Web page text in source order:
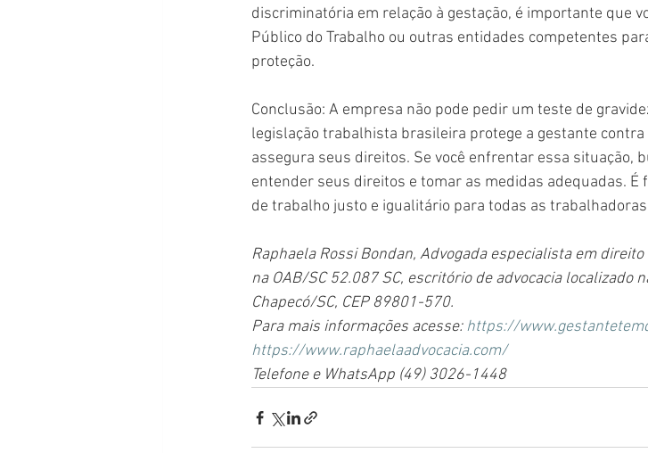
discriminatória em relação à gestação, é importante que
Público do Trabalho ou outras entidades competentes
proteção.
Conclusão: A empresa não pode pedir um teste de
legislação trabalhista brasileira protege a gestante
assegura seus direitos. Se você enfrentar essa situação,
entender seus direitos e tomar as medidas adequadas.
de trabalho justo e igualitário para todas as
Raphaela Rossi Bondan, Advogada especialista em
na OAB/SC 52.087 SC, escritório de advocacia localizado
Chapecó/SC, CEP 89801-570.
Para mais informações acesse: https://
https://www.raphaelaadvocacia.com/
Telefone e WhatsApp (49) 3026-1448